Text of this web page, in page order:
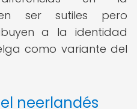
ser sutiles pero
a la identidad
como variante del
neerlandés